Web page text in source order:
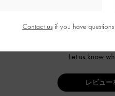
ご感想をお聞
Let us know
レビュー
Contact usif you have